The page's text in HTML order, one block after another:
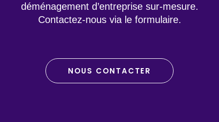
déménagement d’entreprise sur-mesure.
Contactez-nous via le formulaire.
NOUS CONTACTER